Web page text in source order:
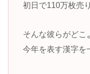
初日で110万枚売
そんな彼らがどこ
今年を表す漢字を